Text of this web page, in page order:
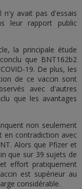
avait pas d'essais
leur rapport public
la principale étude
que BNT162b2
19. De plus, les
de ce vaccin sont
avec d'autres
que les avantages
non seulement
en contradiction avec
Alors que Pfizer et
que sur 39 sujets de
effort pratiquement
est supérieur au
considérable.